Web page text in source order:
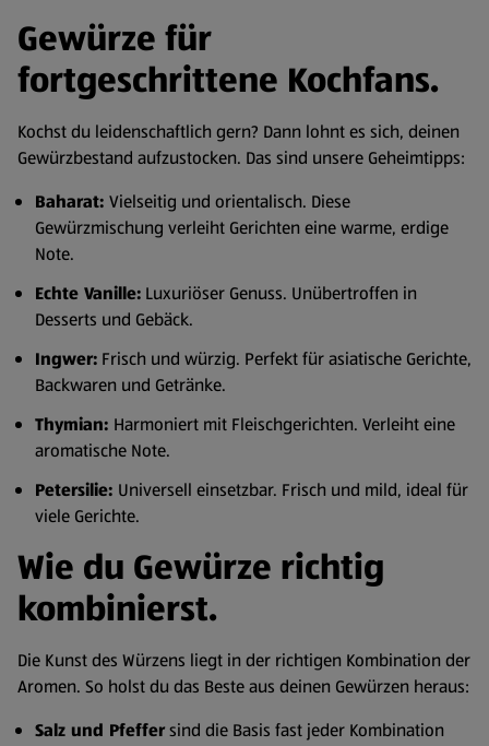
Gewürze für
fortgeschrittene Kochfans.
Kochst du leidenschaftlich gern? Dann lohnt es sich, deinen
Gewürzbestand aufzustocken. Das sind unsere Geheimtipps:
Baharat: Vielseitig und orientalisch. Diese
Gewürzmischung verleiht Gerichten eine warme, erdige
Note.
Echte Vanille: Luxuriöser Genuss. Unübertroffen in
Desserts und Gebäck.
Ingwer: Frisch und würzig. Perfekt für asiatische Gerichte,
Backwaren und Getränke.
Thymian: Harmoniert mit Fleischgerichten. Verleiht eine
aromatische Note.
Petersilie: Universell einsetzbar. Frisch und mild, ideal für
viele Gerichte.
Wie du Gewürze richtig
kombinierst.
Die Kunst des Würzens liegt in der richtigen Kombination der
Aromen. So holst du das Beste aus deinen Gewürzen heraus:
Salz und Pfeffersind die Basis fast jeder Kombination